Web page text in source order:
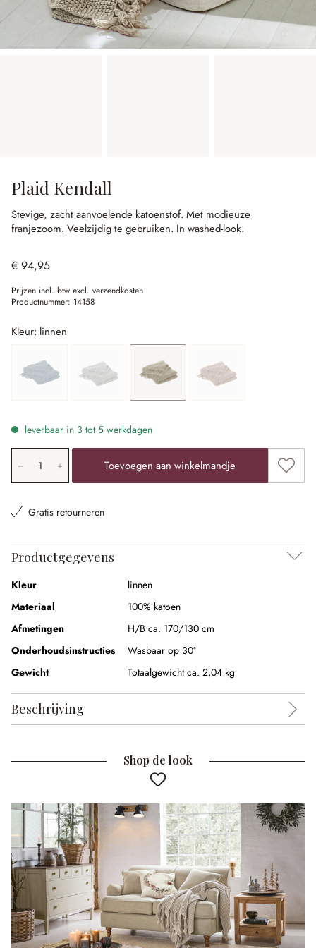
Plaid Kendall
Stevige, zacht aanvoelende katoenstof. Met modieuze
franjezoom. Veelzijdig te gebruiken. In washed-look.
€ 94,95
Prijzen incl. btw excl. verzendkosten
Productnummer: 14158
Kleur: linnen
blauw
(Deze optie is momenteel niet beschikbaar.)
grijs
(Deze optie is momenteel niet beschikbaar.)
linnen roze
(Deze optie is momenteel
leverbaar in 3 tot 5 werkdagen
Producthoeveelheid: voer de gewenste waarde in of
Toevoegen aan winkelmandje
Gratis retourneren
Productgegevens
Kleur
linnen
Materiaal
100% katoen
Afmetingen
H/B ca. 170/130 cm
Onderhoudsinstructies
Wasbaar op 30°
Gewicht
Totaalgewicht ca. 2,04 kg
Beschrijving
Shop de look